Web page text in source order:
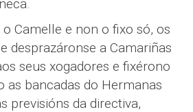
o Camelle e non o fixo só, os
desprazáronse a Camariñas
seus xogadores e fixérono
as bancadas do Hermanas
previsións da directiva,